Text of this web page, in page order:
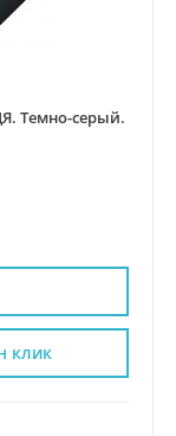
Темно-серый.
клик